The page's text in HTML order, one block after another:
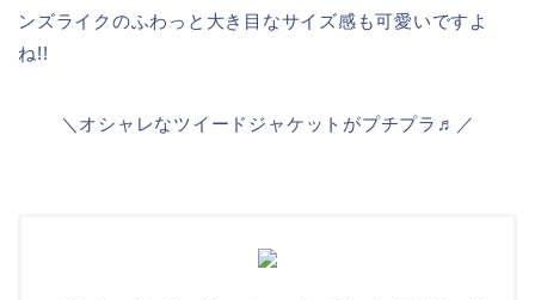
ンズライクのふわっと大き目なサイズ感も可愛いですよ
ね!!
＼オシャレなツイードジャケットがプチプラ♬／